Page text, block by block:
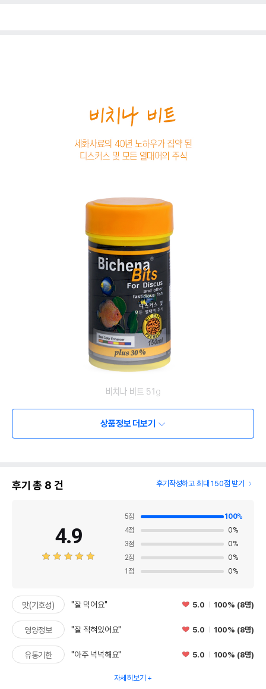
상품정보 더보기
후기 총 8 건 후기작성하고 최대 150점 받기
4.9
5점 100%
4점 0%
3점 0%
2점 0%
1 점 0%
맛(기호성) "잘 먹어요" 5.0 100% (8명)
영양정보 "잘 적혀있어요" 5.0 100% (8명)
유통기한 "아주 넉넉해요" 5.0 100% (8명)
자세히보기